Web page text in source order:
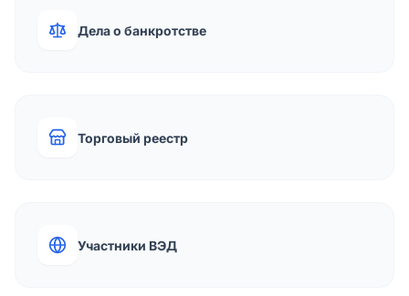
Дела о банкротстве
Торговый реестр
Участники ВЭД